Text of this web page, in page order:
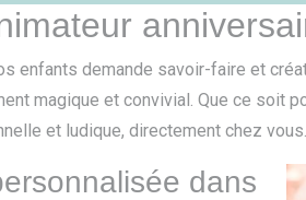
enfants demande savoir-faire et
magique et convivial. Que ce soit
et ludique, directement chez vous.
dans